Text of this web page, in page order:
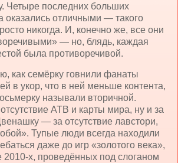
Четыре последних больших
оказались отличными — такого
никогда. И, конечно же, все они
— но, блядь, каждая
была противоречивой.
как семёрку говнили фанаты
в укор, что в ней меньше контента,
называли вторичной.
АТВ и карты мира, ну и за
— за отсутствие лавстори,
Тупые люди всегда находили
даже до игр «золотого века»,
2010-х, проведённых под слоганом